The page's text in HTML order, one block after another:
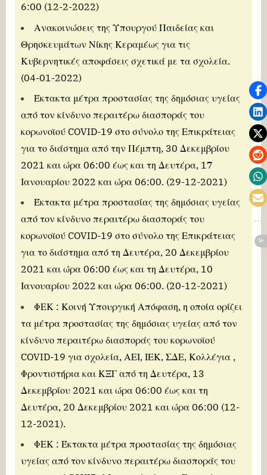
6:00 (12-2-2022)
Ανακοινώσεις της Υπουργού Παιδείας και
Θρησκευμάτων Νίκης Κεραμέως για τις
Κυβερνητικές αποφάσεις σχετικά με τα σχολεία.
(04-01-2022)
Έκτακτα μέτρα προστασίας της δημόσιας υγείας
από τον κίνδυνο περαιτέρω διασποράς του
κορωνοϊού COVID-19 στο σύνολο της Επικράτειας
για το διάστημα από την Πέμπτη, 30 Δεκεμβρίου
2021 και ώρα 06:00 έως και τη Δευτέρα, 17
Ιανουαρίου 2022 και ώρα 06:00. (29-12-2021)
Έκτακτα μέτρα προστασίας της δημόσιας υγείας
από τον κίνδυνο περαιτέρω διασποράς του
κορωνοϊού COVID-19 στο σύνολο της Επικράτειας
για το διάστημα από τη Δευτέρα, 20 Δεκεμβρίου
2021 και ώρα 06:00 έως και τη Δευτέρα, 10
Ιανουαρίου 2022 και ώρα 06:00. (20-12-2021)
ΦΕΚ : Κοινή Υπουργική Απόφαση, η οποία ορίζει
τα μέτρα προστασίας της δημόσιας υγείας από τον
κίνδυνο περαιτέρω διασποράς του κορωνοϊού
COVID-19 για σχολεία, ΑΕΙ, ΙΕΚ, ΣΔΕ, Κολλέγια ,
Φροντιστήρια και ΚΞΓ από τη Δευτέρα, 13
Δεκεμβρίου 2021 και ώρα 06:00 έως και τη
Δευτέρα, 20 Δεκεμβρίου 2021 και ώρα 06:00 (12-
12-2021).
ΦΕΚ : Έκτακτα μέτρα προστασίας της δημόσιας
υγείας από τον κίνδυνο περαιτέρω διασποράς του